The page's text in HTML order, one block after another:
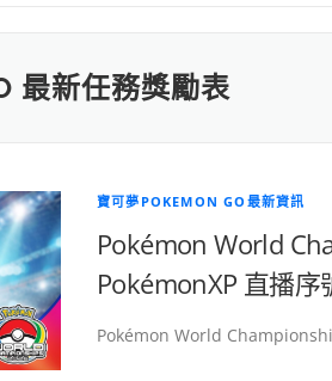
最新任務獎勵表
寶可夢POKEMON GO最新資訊
Pokémon World
PokémonXP 直播
Pokémon World